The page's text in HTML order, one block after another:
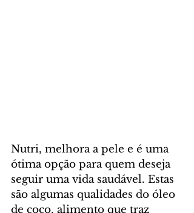
Nutri, melhora a pele e é uma
ótima opção para quem deseja
seguir uma vida saudável. Estas
são algumas qualidades do óleo
de coco, alimento que traz